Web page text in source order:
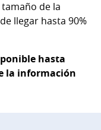
de la
llegar hasta 90%
hasta
la información